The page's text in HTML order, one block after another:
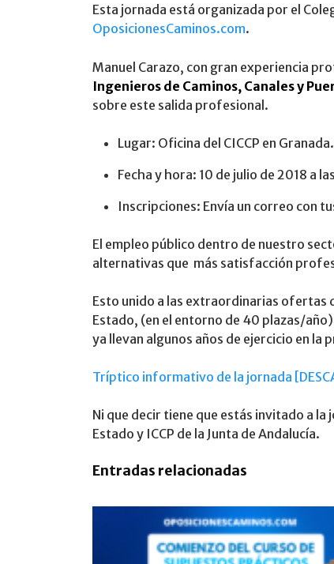
Esta jornada está organizada por el
OposicionesCaminos.com.
Manuel Carazo, con gran experiencia
Ingenieros de Caminos, Canales y
sobre este salida profesional.
Lugar: Oficina del CICCP en
Fecha y hora: 10 de julio de 2018 a
Inscripciones: Envía un correo con
El empleo público dentro de nuestro
alternativas que más satisfacción
Esto unido a las extraordinarias ofertas
Estado, (en el entorno de 40 plazas/
ya llevan algunos años de ejercicio en la
Tríptico informativo de la jornada
Ni que decir tiene que estás invitado a la
Estado y ICCP de la Junta de Andalucía.
Entradas relacionadas